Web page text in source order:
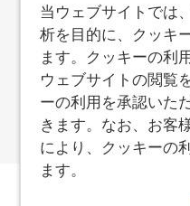
お問合せ
よくあるご質問
サイトポリシー
サイトマップ
済生会支部京都府済生会
職員専用ページ
当ウェブサイトでは
析を目的に、クッキ
ます。クッキーの利
ウェブサイトの閲覧
ーの利用を承認いた
きます。なお、お客
により、クッキーの
ます。